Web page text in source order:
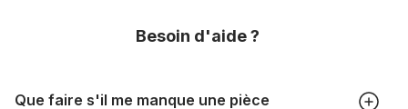
Besoin d'aide ?
Que faire s'il me manque une pièce